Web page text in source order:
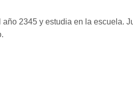
2345 y estudia en la escuela.